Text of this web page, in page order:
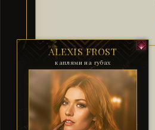
ALEXIS FROST
каплями на губах